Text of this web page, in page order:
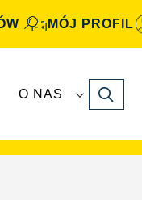
MÓJ PROFIL
O NAS Search